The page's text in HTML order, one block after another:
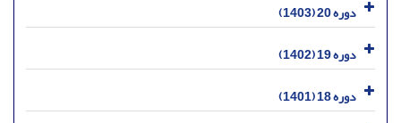
دوره 20 (1403)
دوره 19 (1402)
دوره 18 (1401)